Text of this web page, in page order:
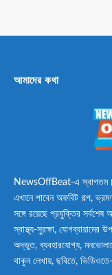
আমাদের কথা
NewsOffBeat-এ স্বাগতম।
এখানে পাবেন অফবিট গল্প,
সঙ্গে রয়েছে প্রযুক্তির সর্বশেষ
স্বাস্থ্য-সুরক্ষা, যোগব্যায়ামের
অদ্ভুত, ব্যবহারযোগ্য,
থাকুন লেখায়, ছবিতে,